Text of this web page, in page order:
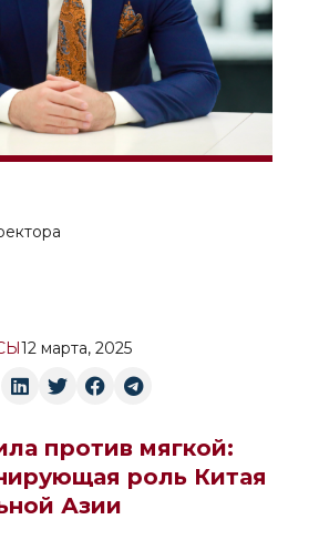
12 марта, 2025
против мягкой:
роль Китая
Азии